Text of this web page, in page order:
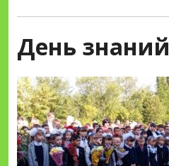
День знаний